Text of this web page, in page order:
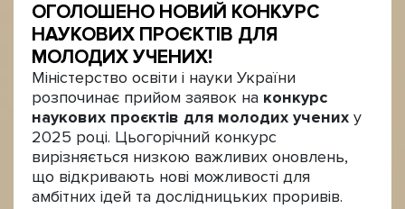
ОГОЛОШЕНО НОВИЙ КОНКУРС
НАУКОВИХ ПРОЄКТІВ ДЛЯ
МОЛОДИХ УЧЕНИХ!
Міністерство освіти і науки України
розпочинає прийом заявок на конкурс
наукових проєктів для молодих учених у
2025 році. Цьогорічний конкурс
вирізняється низкою важливих оновлень,
що відкривають нові можливості для
амбітних ідей та дослідницьких проривів.